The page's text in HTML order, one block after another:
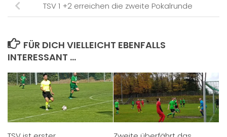
TSV 1 +2 erreichen die zweite Pokalrunde
FÜR DICH VIELLEICHT EBENFALLS
INTERESSANT …